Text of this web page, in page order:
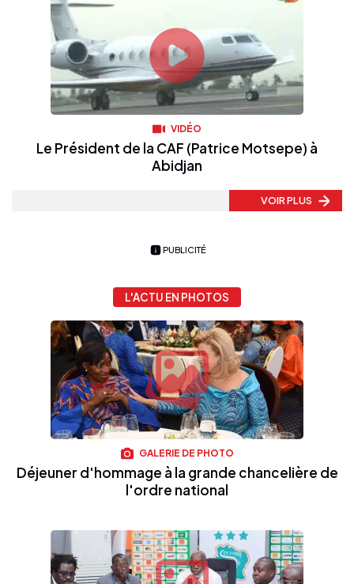
VIDÉO
Le Président de la CAF (Patrice Motsepe) à
Abidjan
VOIR PLUS
PUBLICITÉ
L'ACTU EN PHOTOS
GALERIE DE PHOTO
Déjeuner d'hommage à la grande chancelière de
l'ordre national